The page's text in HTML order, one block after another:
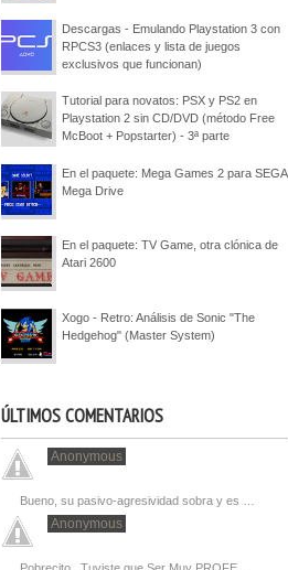
Descargas - Emulando Playstation 3 con
RPCS3 (enlaces y lista de juegos
exclusivos que funcionan)
Tutorial para novatos: PSX y PS2 en
Playstation 2 sin CD/DVD (método Free
McBoot + Popstarter) - 3ª parte
En el paquete: Mega Games 2 para SEGA
Mega Drive
En el paquete: TV Game, otra clónica de
Atari 2600
Xogo - Retro: Análisis de Sonic "The
Hedgehog" (Master System)
ÚLTIMOS COMENTARIOS
Anonymous
Bueno, su pasivo-agresividad sobra y es …
Anonymous